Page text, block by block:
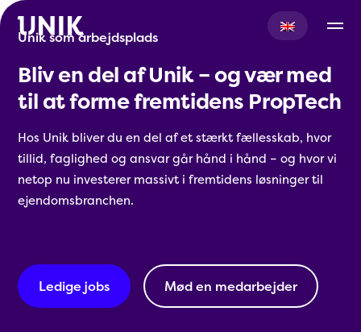
Unik som arbejdsplads
Bliv en del af Unik – og vær med
til at forme fremtidens PropTech
Hos Unik bliver du en del af et stærkt fællesskab, hvor
tillid, faglighed og ansvar går hånd i hånd – og hvor vi
netop nu investerer massivt i fremtidens løsninger til
ejendomsbranchen.
Ledige jobs Mød en medarbejder